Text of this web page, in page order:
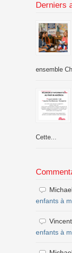
Derniers
ensemble
Cette...
enfants à
Vincent
enfants à